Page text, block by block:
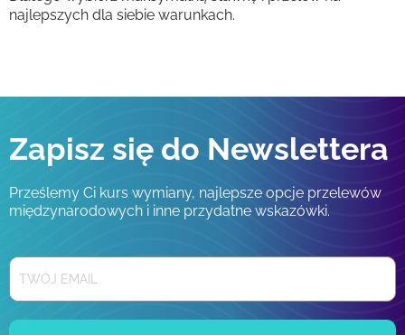
najlepszych dla siebie warunkach.
Zapisz się do Newslettera
Prześlemy Ci kurs wymiany, najlepsze opcje przelewów
międzynarodowych i inne przydatne wskazówki.